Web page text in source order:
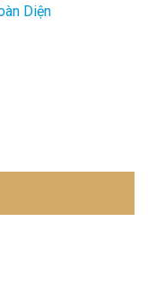
Diện